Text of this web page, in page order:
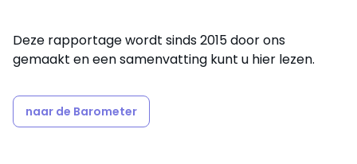
Deze rapportage wordt sinds 2015 door ons
gemaakt en een samenvatting kunt u hier lezen.
naar de Barometer